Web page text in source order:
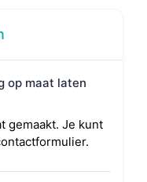
op maat laten
gemaakt. Je kunt